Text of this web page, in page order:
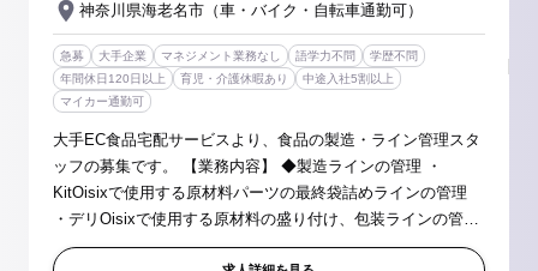
神奈川県海老名市（車・バイク・自転車通勤可）
急募 大手企業 マネジメント業務なし 語学力不問
学歴不問
年間休日120日以上
育児・介護休暇あり
中途入社5割以上
マイカー通勤可
大手EC食品宅配サービスより、食品の製造・ライン管理スタ
ッフの募集です。 【業務内容】 ◆製造ラインの管理 ・
KitOisixで使用する原材料パーツの最終袋詰めラインの管理
・デリOisixで使用する原材料の盛り付け、包装ラインの管理
・原材料パーツ、包装資材の管理、製造機器、製造ラインの